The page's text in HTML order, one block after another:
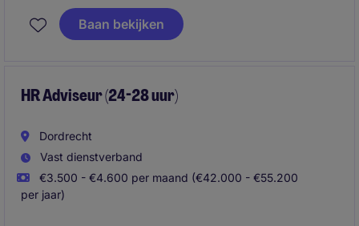
personeelsplanning, performance en
organisatiedoelstellingen. Je werkt binnen een
Baan bekijken
HR Adviseur (24-28 uur)
Dordrecht
Vast dienstverband
€3.500 - €4.600 per maand (€42.000 - €55.200
per jaar)